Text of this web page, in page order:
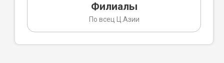
Филиалы
По всец Ц.Азии